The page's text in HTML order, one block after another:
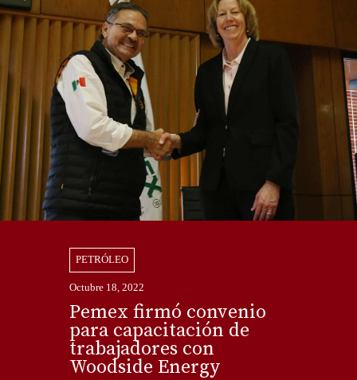
PETRÓLEO
Octubre 18, 2022
Pemex firmó convenio
para capacitación de
trabajadores con
Woodside Energy